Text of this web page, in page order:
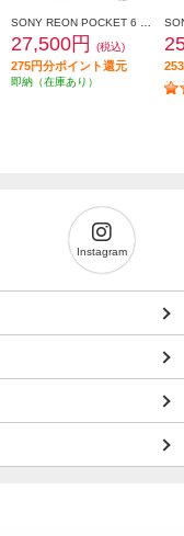
27,500円 (税込)
275円分ポイント還元
即納（在庫あり）
Instagram